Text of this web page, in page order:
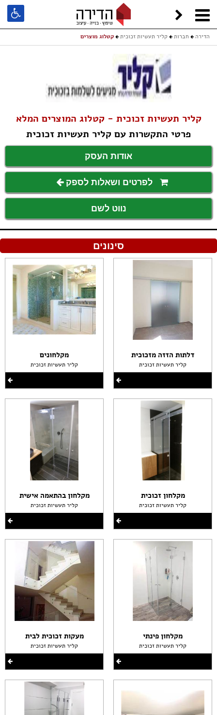
הדירה חברות קליר תעשיות זכוכית קטלוג מוצרים
קליר תעשיות זכוכית - קטלוג המוצרים המלא
פרטי התקשרות עם קליר תעשיות זכוכית
אודות העסק
לפרטים ושאלות לספק
נווט לשם
סינונים
דלתות הזזה מזכוכית
קליר תעשיות זכוכית
מקלחון זכוכית
קליר תעשיות זכוכית
מקלחון פינתי
קליר תעשיות זכוכית
מקלחונים
קליר תעשיות זכוכית
מקלחון בהתאמה אישית
קליר תעשיות זכוכית
מעקות זכוכית לבית
קליר תעשיות זכוכית